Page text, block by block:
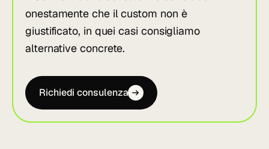
onestamente che il custom non è
giustificato, in quei casi consigliamo
alternative concrete.
Richiedi consulenza